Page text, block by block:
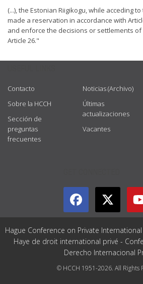
(...), the Estonian Riigikogu, while acceding
made a reservation in accordance with
and enforce the decisions or settlements
Article 26."
Contacto
Sobre la HCCH
Sección de
preguntas
frecuentes
Noticias (Archivo)
Últimas
actualizaciones
Vacantes
Hague Conference on Private
Haye de droit international privé -
Derecho Internacional
© HCCH 1951-2026. All Rights